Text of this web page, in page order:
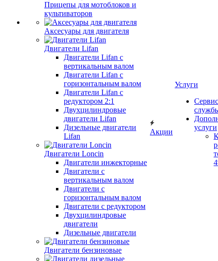
Прицепы для мотоблоков и
культиваторов
Аксесуары для двигателя
Двигатели Lifan
Двигатели Lifan с
вертикальным валом
Двигатели Lifan с
горизонтальным валом
Двигатели Lifan с
редуктором 2:1
Двухцилиндровые
двигатели Lifan
Дизельные двигатели
Lifan
Двигатели Loncin
Двигатели инжекторные
Двигатели с
вертикальным валом
Двигатели с
горизонтальным валом
Двигатели с редуктором
Двухцилиндровые
двигатели
Дизельные двигатели
Двигатели бензиновые
Акции
Услуги
услуги